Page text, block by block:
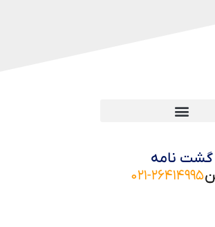
گشت نامه
۰۲۱-۲۶۴۱۴۹۹۵